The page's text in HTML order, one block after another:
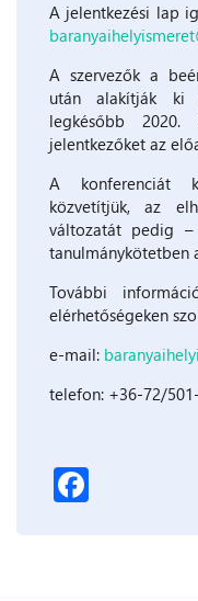
A jelentkezési lap
A szervezők a
után alakítják ki
legkésőbb
jelentkezőket az
A konferenciát
közvetítjük, az
változatát pedig –
tanulmánykötetben
További
elérhetőségeken
e-mail:
telefon: +36-72/